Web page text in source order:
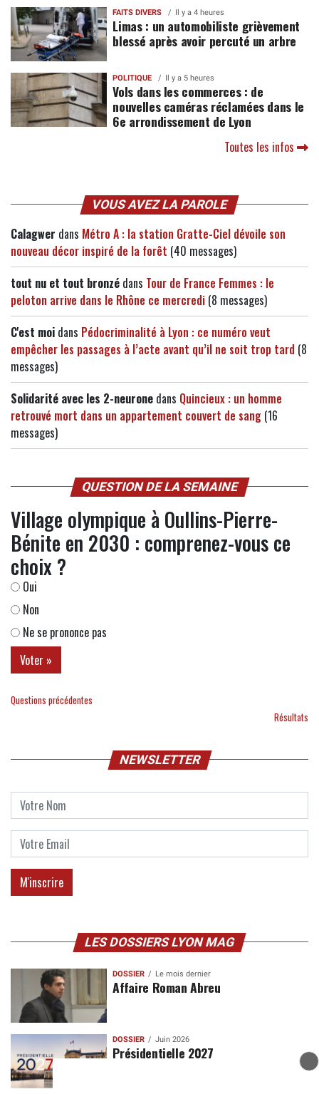
FAITS DIVERS Il y a 4 heures
Limas : un automobiliste grièvement
blessé après avoir percuté un arbre
POLITIQUE Il y a 5 heures
Vols dans les commerces : de
nouvelles caméras réclamées dans le
6e arrondissement de Lyon
Toutes les infos
VOUS AVEZ LA PAROLE
Calagwer dans Métro A : la station Gratte-Ciel dévoile son
nouveau décor inspiré de la forêt (40 messages)
tout nu et tout bronzé dans Tour de France Femmes : le
peloton arrive dans le Rhône ce mercredi (8 messages)
C'est moi dans Pédocriminalité à Lyon : ce numéro veut
empêcher les passages à l’acte avant qu’il ne soit trop tard (8
messages)
Solidarité avec les 2-neurone dans Quincieux : un homme
retrouvé mort dans un appartement couvert de sang (16
messages)
QUESTION DE LA SEMAINE
Village olympique à Oullins-Pierre-
Bénite en 2030 : comprenez-vous ce
choix ?
Oui
Non
Ne se prononce pas
Questions précédentes
Résultats
NEWSLETTER
LES DOSSIERS LYON MAG
DOSSIER Le mois dernier
Affaire Roman Abreu
DOSSIER Juin 2026
Présidentielle 2027